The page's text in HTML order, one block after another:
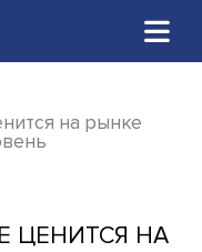
ценится на